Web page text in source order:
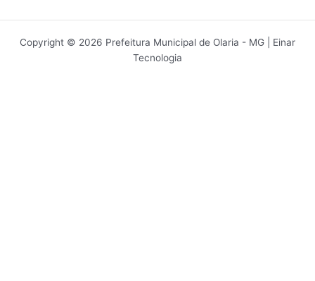
Copyright © 2026 Prefeitura Municipal de Olaria - MG | Einar
Tecnologia